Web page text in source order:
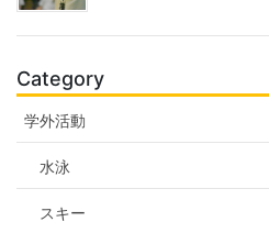
Category
学外活動
水泳
スキー